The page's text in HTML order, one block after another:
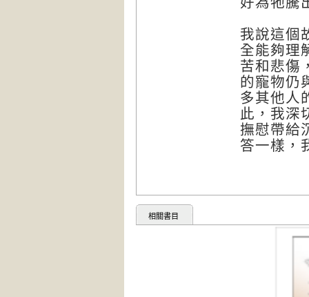
我說這個
全能夠理
苦和悲傷
的寵物仍
多其他人
此，我深
撫慰帶給
答一樣，
相關書目